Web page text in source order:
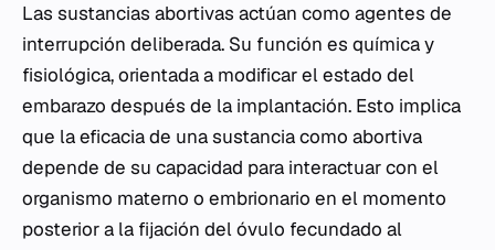
Las sustancias abortivas actúan como agentes de
interrupción deliberada. Su función es química y
fisiológica, orientada a modificar el estado del
embarazo después de la implantación. Esto implica
que la eficacia de una sustancia como abortiva
depende de su capacidad para interactuar con el
organismo materno o embrionario en el momento
posterior a la fijación del óvulo fecundado al